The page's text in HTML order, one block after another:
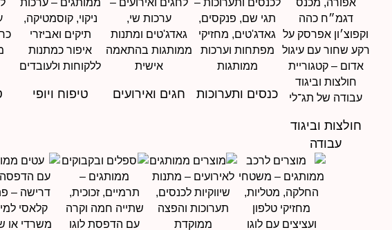
חולצות וביגוד
עבודה
כנסים ותערוכות חגים ואירועים טיפוח ויופי